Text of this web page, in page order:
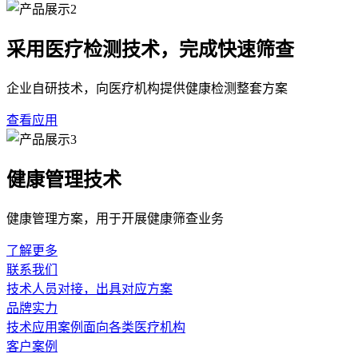
采用医疗检测技术，完成快速筛查
企业自研技术，向医疗机构提供健康检测整套方案
查看应用
健康管理技术
健康管理方案，用于开展健康筛查业务
了解更多
联系我们
技术人员对接，出具对应方案
品牌实力
技术应用案例面向各类医疗机构
客户案例